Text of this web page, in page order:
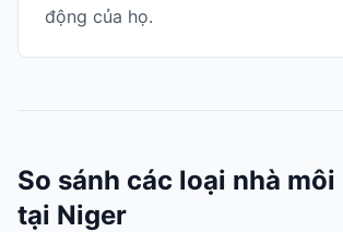
động của họ.
So sánh các loại nhà
tại Niger